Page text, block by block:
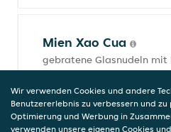
Mien Xao Cua
gebratene Glasnudeln mit
Morcheln, Pilzen und
20,90 €
inkl. Pfand (0,00 €)
Wir verwenden Cookies und andere
Benutzererlebnis zu verbessern und
Optimierung und Werbung in
verwenden unsere eigenen Cookies